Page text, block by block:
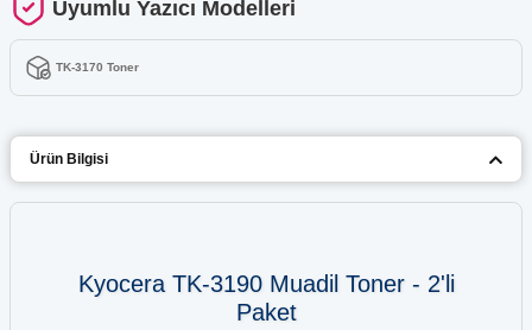
Uyumlu Yazıcı Modelleri
TK-3170 Toner
Ürün Bilgisi
Kyocera TK-3190 Muadil Toner - 2'li
Paket